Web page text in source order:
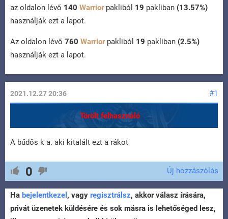
az oldalon lévő 140 Warriorpakliból 19 pakliban (13.57%)
használják ezt a lapot.
Az oldalon lévő 760 Warriorpakliból 19 pakliban (2.5%)
használják ezt a lapot.
#1
2021.12.27 20:36
Törölt felhasználó
A bűdős k a. aki kitalált ezt a rákot
0 Új hozzászólás
Ha bejelentkezel , vagy regisztrálsz, akkor válasz írására,
privát üzenetek küldésére és sok másra is lehetőséged lesz,